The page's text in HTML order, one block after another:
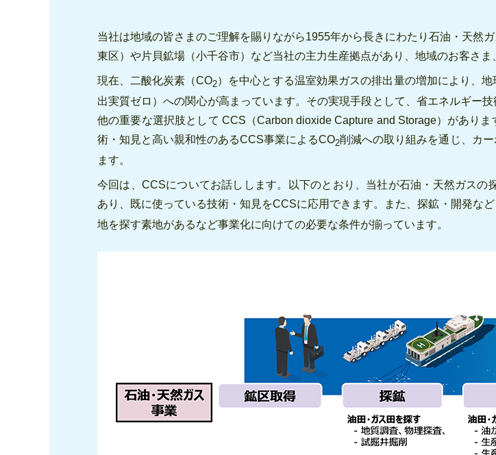
当社は地域の皆さまのご理解を賜りながら1955年から長きにわたり石油・天然
東区）や片貝鉱場（小千谷市）など当社の主力生産拠点があり、地域のお客さ
現在、二酸化炭素（CO2）を中心とする温室効果ガスの排出量の増加により、
出実質ゼロ）への関心が高まっています。その実現手段として、省エネルギー
他の重要な選択肢として CCS（Carbon dioxide Capture and Storage）があり
術・知見と高い親和性のあるCCS事業によるCO2削減への取り組みを通じ、カ
ます。
今回は、CCSについてお話しします。以下のとおり、当社が石油・天然ガス
あり、既に使っている技術・知見をCCSに応用できます。また、探鉱・開発な
地を探す素地があるなど事業化に向けての必要な条件が揃っています。